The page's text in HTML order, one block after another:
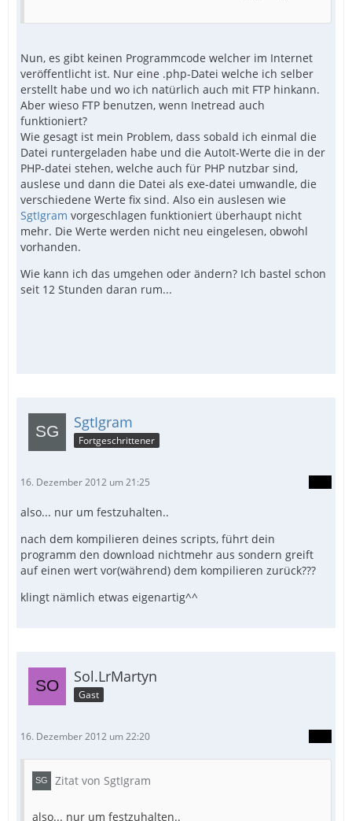
Nun, es gibt keinen Programmcode welcher im Internet
veröffentlicht ist. Nur eine .php-Datei welche ich selber
erstellt habe und wo ich natürlich auch mit FTP hinkann.
Aber wieso FTP benutzen, wenn Inetread auch
funktioniert?
Wie gesagt ist mein Problem, dass sobald ich einmal die
Datei runtergeladen habe und die AutoIt-Werte die in der
PHP-datei stehen, welche auch für PHP nutzbar sind,
auslese und dann die Datei als exe-datei umwandle, die
verschiedene Werte fix sind. Also ein auslesen wie
SgtIgram vorgeschlagen funktioniert überhaupt nicht
mehr. Die Werte werden nicht neu eingelesen, obwohl
vorhanden.
Wie kann ich das umgehen oder ändern? Ich bastel schon
seit 12 Stunden daran rum...
SgtIgram
Fortgeschrittener
16. Dezember 2012 um 21:25
also... nur um festzuhalten..
nach dem kompilieren deines scripts, führt dein
programm den download nichtmehr aus sondern greift
auf einen wert vor(während) dem kompilieren zurück???
klingt nämlich etwas eigenartig^^
Sol.LrMartyn
Gast
16. Dezember 2012 um 22:20
Zitat von SgtIgram
also... nur um festzuhalten..